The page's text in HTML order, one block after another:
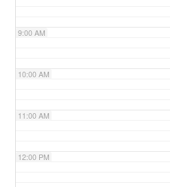
9:00 AM
10:00 AM
11:00 AM
12:00 PM